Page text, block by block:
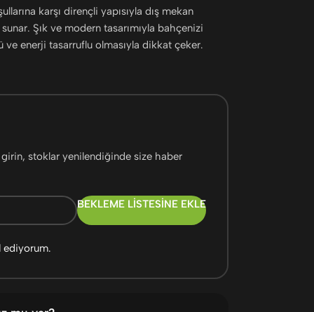
karşı dirençli yapısıyla dış mekan
Şık ve modern tasarımıyla bahçenizi
ve enerji tasarruflu olmasıyla dikkat çeker.
stoklar yenilendiğinde size haber
BEKLEME LISTESINE EKLE
ediyorum.